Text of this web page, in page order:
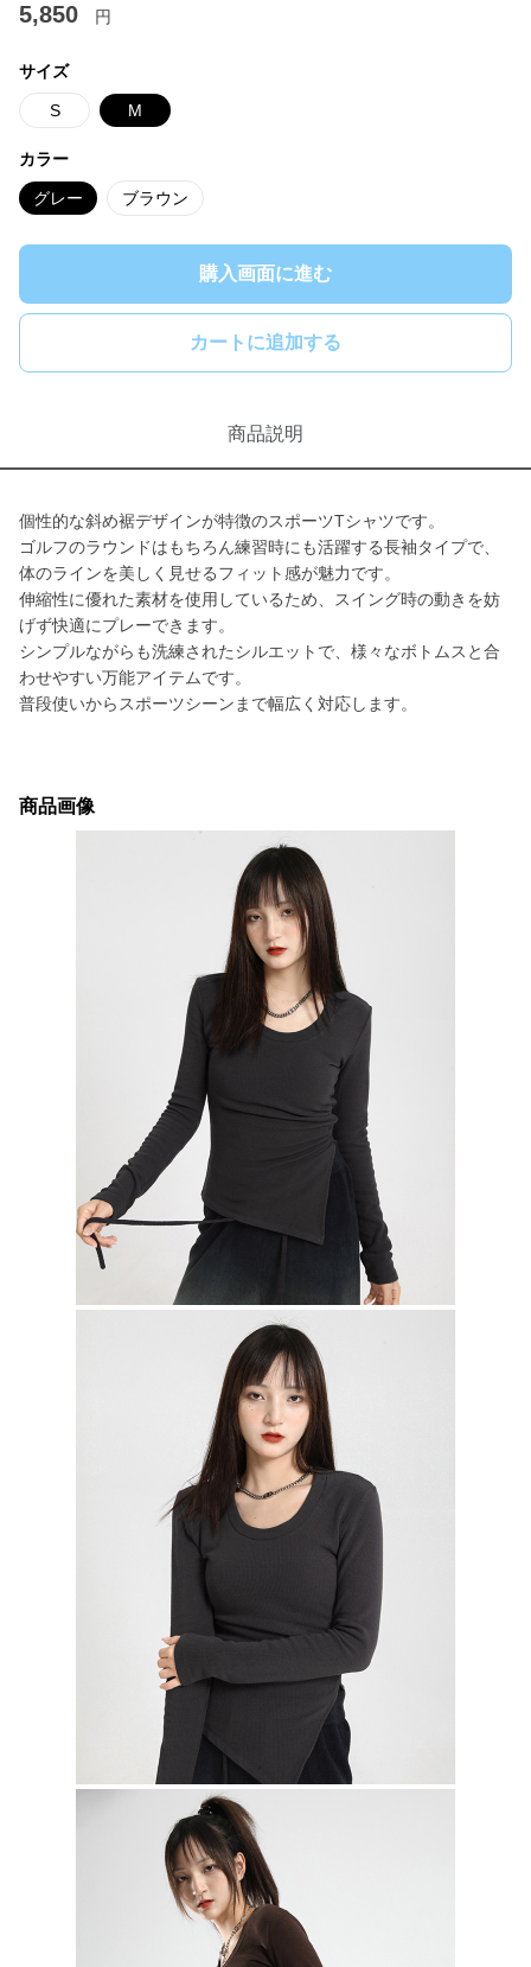
5,850 円
サイズ
S M
カラー
グレー ブラウン
購入画面に進む
カートに追加する
商品説明
個性的な斜め裾デザインが特徴のスポーツTシャツです。
ゴルフのラウンドはもちろん練習時にも活躍する長袖タイプで、
体のラインを美しく見せるフィット感が魅力です。
伸縮性に優れた素材を使用しているため、スイング時の動きを妨
げず快適にプレーできます。
シンプルながらも洗練されたシルエットで、様々なボトムスと合
わせやすい万能アイテムです。
普段使いからスポーツシーンまで幅広く対応します。
商品画像